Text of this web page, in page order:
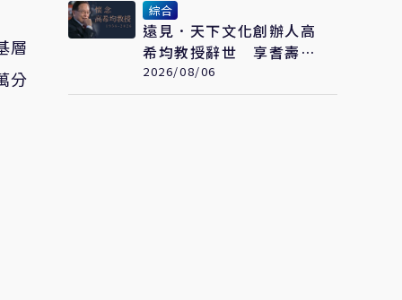
層
分
綜合
遠見．天下文化創辦人高
希均教授辭世 享耆壽90
歲
2026/08/06